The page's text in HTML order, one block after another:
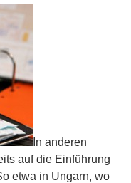
In anderen
auf die Einführung
etwa in Ungarn, wo